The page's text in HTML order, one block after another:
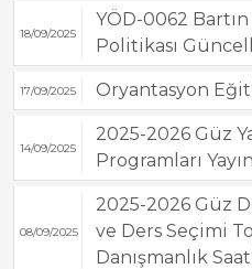
18/09/2025
YÖD-0062
Politikası
17/09/2025 Oryantasyon
14/09/2025
2025-2026 Güz
Programları
08/09/2025
2025-2026 Güz
ve Ders Seçimi
Danışmanlık